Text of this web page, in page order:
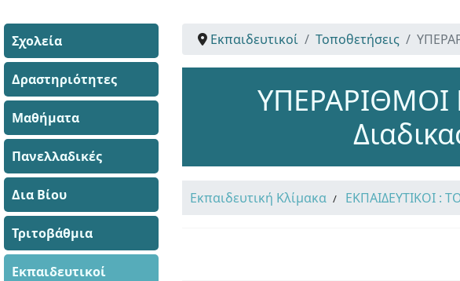
Σχολεία
Δραστηριότητες
Μαθήματα
Πανελλαδικές
Δια Βίου
Τριτοβάθμια
Εκπαιδευτικοί
Εκπαιδευτικοί Τοποθετήσεις
ΥΠΕΡΑΡΙΘΜΟΙ
Εκπαιδευτική Κλίμακα ΕΚΠΑΙΔΕΥΤΙΚΟΙ :